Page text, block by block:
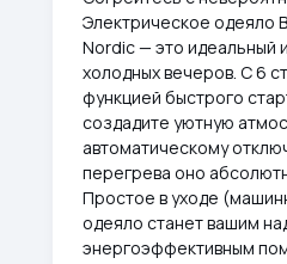
Электрическое одеяло
Nordic — это идеальный
холодных вечеров. С 6
функцией быстрого
создадите уютную
автоматическому
перегрева оно
Простое в уходе
одеяло станет вашим
энергоэффективным